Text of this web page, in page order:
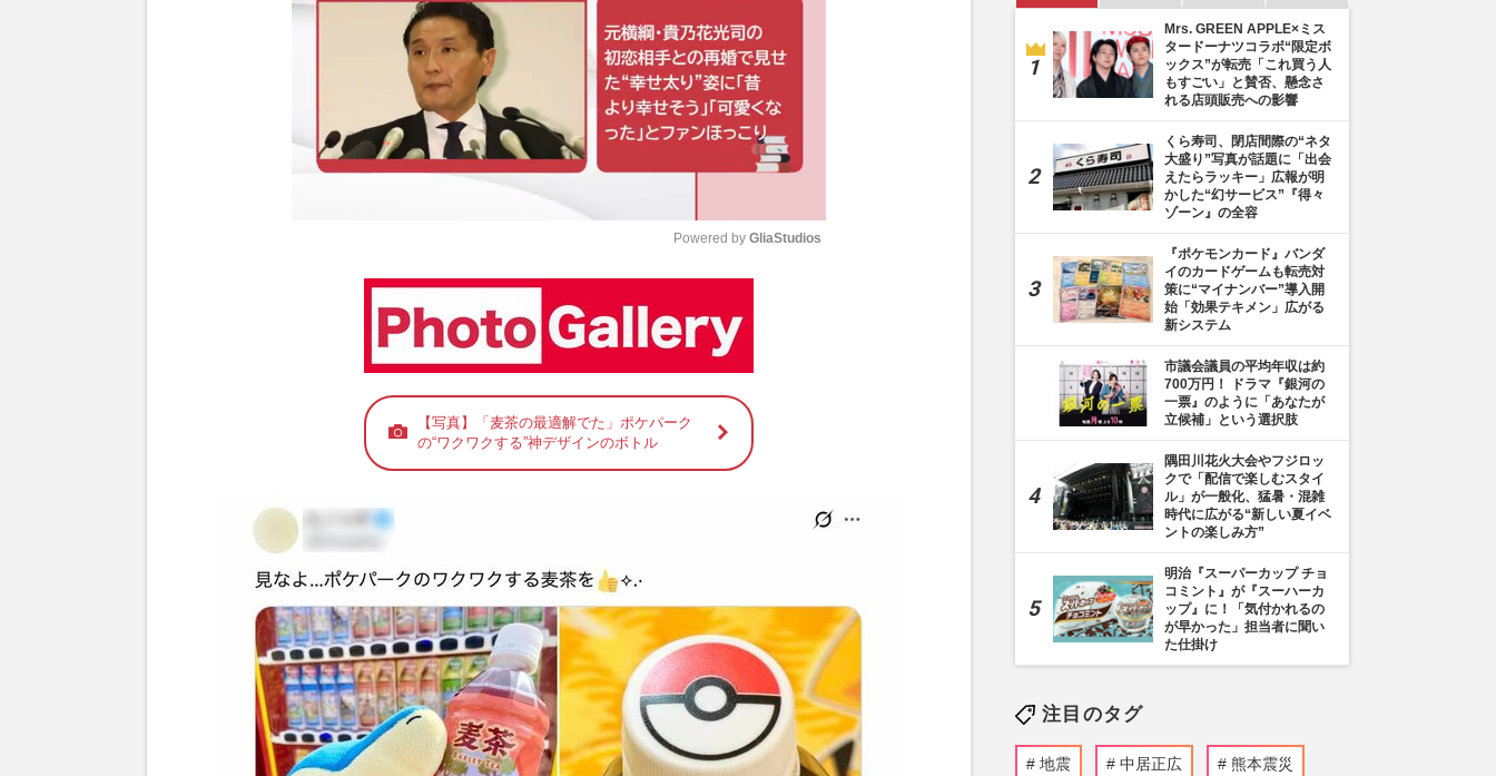
u
e
Powered by GliaStudios
【写真】「麦茶の最適解でた」ポケパーク
の“ワクワクする”神デザインのボトル
Mrs. GREEN APPLE×ミス
タードーナツコラボ“限定ボ
ックス”が転売「これ買う人
もすごい」と賛否、懸念さ
れる店頭販売への影響
くら寿司、閉店間際の“ネタ
大盛り”写真が話題に「出会
えたらラッキー」広報が明
かした“幻サービス”『得々
ゾーン』の全容
『ポケモンカード』バンダ
イのカードゲームも転売対
策に“マイナンバー”導入開
始「効果テキメン」広がる
新システム
市議会議員の平均年収は約
700万円！ ドラマ『銀河の
一票』のように「あなたが
立候補」という選択肢
隅田川花火大会やフジロッ
クで「配信で楽しむスタイ
ル」が一般化、猛暑・混雑
時代に広がる“新しい夏イベ
ントの楽しみ方”
明治『スーパーカップ チョ
コミント』が『スーハーカ
ップ』に！「気付かれるの
が早かった」担当者に聞い
た仕掛け
注目のタグ
地震 中居正広 熊本震災